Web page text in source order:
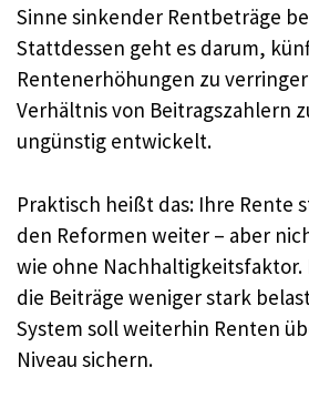
Sinne sinkender Rentbeträge
Stattdessen geht es darum,
Rentenerhöhungen zu
Verhältnis von Beitragszahlern
ungünstig entwickelt.
Praktisch heißt das: Ihre Rente
den Reformen weiter – aber
wie ohne Nachhaltigkeitsfaktor.
die Beiträge weniger stark
System soll weiterhin Renten
Niveau sichern.